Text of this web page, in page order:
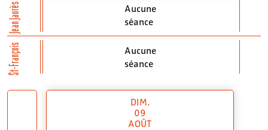
Jean Jaurès
St-François
Aucune
séance
Aucune
séance
DIM.
09
AOÛT